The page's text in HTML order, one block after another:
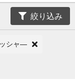
絞り込み
シャ―